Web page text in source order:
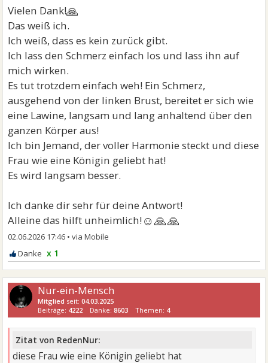
Vielen Dank!🙏
Das weiß ich.
Ich weiß, dass es kein zurück gibt.
Ich lass den Schmerz einfach los und lass ihn auf
mich wirken.
Es tut trotzdem einfach weh! Ein Schmerz,
ausgehend von der linken Brust, bereitet er sich wie
eine Lawine, langsam und lang anhaltend über den
ganzen Körper aus!
Ich bin Jemand, der voller Harmonie steckt und diese
Frau wie eine Königin geliebt hat!
Es wird langsam besser.
Ich danke dir sehr für deine Antwort!
Alleine das hilft unheimlich! ☺🙏🙏
02.06.2026 17:46 •
x 1
Nur-ein-Mensch
Mitglied seit:04.03.2025
Beiträge: 4222 Danke:8603 Themen: 4
Zitat von RedenNur:
diese Frau wie eine Königin geliebt hat